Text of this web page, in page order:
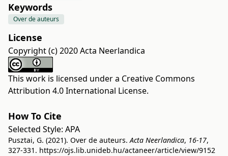
Keywords
Over de auteurs
License
Copyright (c) 2020 Acta Neerlandica
This work is licensed under a Creative Commons
Attribution 4.0 International License.
How To Cite
Selected Style: APA
Pusztai, G. (2021). Over de auteurs.Acta Neerlandica, 16-17,
327-331. https://ojs.lib.unideb.hu/actaneer/article/view/9152